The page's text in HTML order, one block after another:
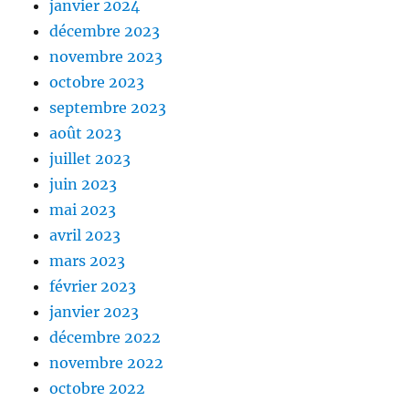
janvier 2024
décembre 2023
novembre 2023
octobre 2023
septembre 2023
août 2023
juillet 2023
juin 2023
mai 2023
avril 2023
mars 2023
février 2023
janvier 2023
décembre 2022
novembre 2022
octobre 2022